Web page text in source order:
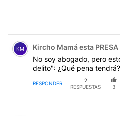
Comentario de Kircho Mamá
KM Kircho Mamá esta PRESA
No soy abogado, pero
delito": ¿Qué pena tendrá?
RESPONDER
2
RESPUESTAS
3